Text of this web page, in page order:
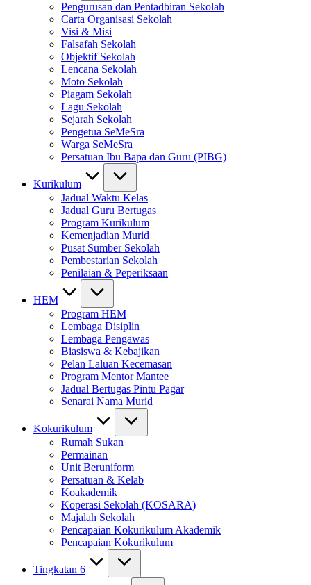
Pengurusan dan Pentadbiran Sekolah
Carta Organisasi Sekolah
Visi & Misi
Falsafah Sekolah
Objektif Sekolah
Lencana Sekolah
Moto Sekolah
Piagam Sekolah
Lagu Sekolah
Sejarah Sekolah
Pengetua SeMeSra
Warga SeMeSra
Persatuan Ibu Bapa dan Guru (PIBG)
Kurikulum
Jadual Waktu Kelas
Jadual Guru Bertugas
Program Kurikulum
Kemenjadian Murid
Pusat Sumber Sekolah
Pembestarian Sekolah
Penilaian & Peperiksaan
HEM
Program HEM
Lembaga Disiplin
Lembaga Pengawas
Biasiswa & Kebajikan
Pelan Laluan Kecemasan
Program Mentor Mantee
Jadual Bertugas Pintu Pagar
Senarai Nama Murid
Kokurikulum
Rumah Sukan
Permainan
Unit Beruniform
Persatuan & Kelab
Koakademik
Koperasi Sekolah (KOSARA)
Majalah Sekolah
Pencapaian Kokurikulum Akademik
Pencapaian Kokurikulum
Tingkatan 6